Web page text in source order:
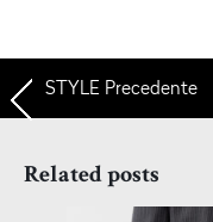
STYLE Precedente
Related posts